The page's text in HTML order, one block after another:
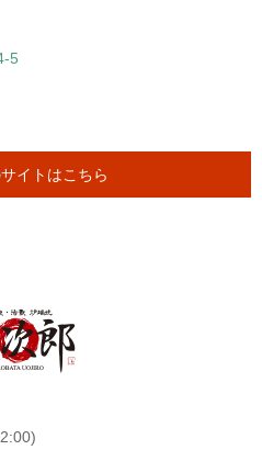
5
サイトはこちら